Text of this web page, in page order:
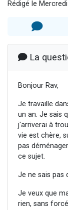
Rédigé le
La
Bonjour Rav,
Je travaille
un an. Je sais
j'arriverai à
vie est chère,
pas
ce sujet.
Je ne sais pas
Je veux que
rien, sans